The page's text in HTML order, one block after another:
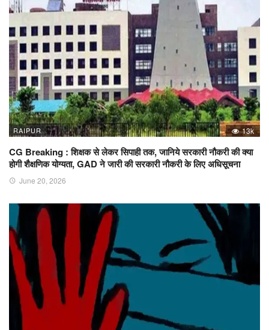
RAIPUR 13k
CG Breaking : शिक्षक से लेकर सिपाही तक, जानिये सरकारी नौकरी की क्या
होगी शैक्षणिक योग्यता, GAD ने जारी की सरकारी नौकरी के लिए अधिसूचना
June 20, 2026